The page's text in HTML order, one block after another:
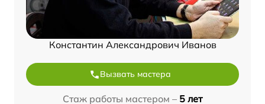
Константин Александрович Иванов
Вызвать мастера
Стаж работы мастером – 5 лет